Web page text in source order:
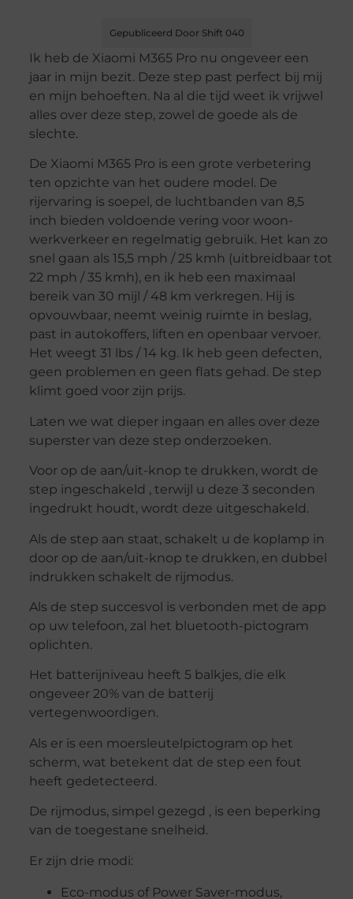
Gepubliceerd Door Shift 040
Ik heb de Xiaomi M365 Pro nu ongeveer een
jaar in mijn bezit. Deze step past perfect bij mij
en mijn behoeften. Na al die tijd weet ik vrijwel
alles over deze step, zowel de goede als de
slechte.
De Xiaomi M365 Pro is een grote verbetering
ten opzichte van het oudere model. De
rijervaring is soepel, de luchtbanden van 8,5
inch bieden voldoende vering voor woon-
werkverkeer en regelmatig gebruik. Het kan zo
snel gaan als 15,5 mph / 25 kmh (uitbreidbaar tot
22 mph / 35 kmh), en ik heb een maximaal
bereik van 30 mijl / 48 km verkregen. Hij is
opvouwbaar, neemt weinig ruimte in beslag,
past in autokoffers, liften en openbaar vervoer.
Het weegt 31 lbs / 14 kg. Ik heb geen defecten,
geen problemen en geen flats gehad. De step
klimt goed voor zijn prijs.
Laten we wat dieper ingaan en alles over deze
superster van deze step onderzoeken.
Voor op de aan/uit-knop te drukken, wordt de
step ingeschakeld , terwijl u deze 3 seconden
ingedrukt houdt, wordt deze uitgeschakeld.
Als de step aan staat, schakelt u de koplamp in
door op de aan/uit-knop te drukken, en dubbel
indrukken schakelt de rijmodus.
Als de step succesvol is verbonden met de app
op uw telefoon, zal het bluetooth-pictogram
oplichten.
Het batterijniveau heeft 5 balkjes, die elk
ongeveer 20% van de batterij
vertegenwoordigen.
Als er is een moersleutelpictogram op het
scherm, wat betekent dat de step een fout
heeft gedetecteerd.
De rijmodus, simpel gezegd , is een beperking
van de toegestane snelheid.
Er zijn drie modi:
Eco-modus of Power Saver-modus,